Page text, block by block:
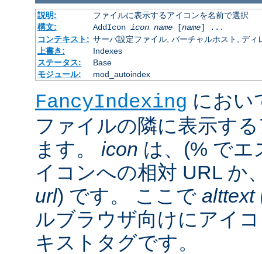
説明:
ファイルに表示するアイコンを名前で選択
構文:
AddIcon icon name[name] ...
コンテキスト: サーバ設定ファイル, バーチャルホスト, ディ
上書き:
Indexes
ステータス:
Base
モジュール:
mod_autoindex
FancyIndexing にお
ファイルの隣に表示す
ます。 icon は、(% でエ
イコンへの相対 URL か
url) です。 ここで alttext
ルブラウザ向けにアイ
キストタグです。